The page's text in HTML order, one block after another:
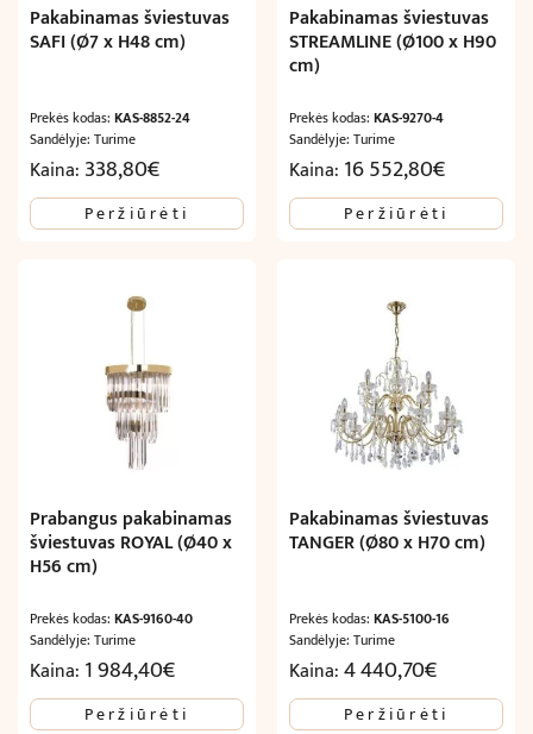
Pakabinamas šviestuvas
SAFI (Ø7 x H48 cm)
Prekės kodas: KAS-8852-24
Sandėlyje: Turime
Kaina: 338,80€
Peržiūrėti
Pakabinamas šviestuvas
STREAMLINE (Ø100 x H90
cm)
Prekės kodas:KAS-9270-4
Sandėlyje: Turime
Kaina: 16 552,80€
Peržiūrėti
Prabangus pakabinamas
šviestuvas ROYAL (Ø40 x
H56 cm)
Prekės kodas: KAS-9160-40
Sandėlyje: Turime
Kaina: 1 984,40€
Peržiūrėti
Pakabinamas šviestuvas
TANGER (Ø80 x H70 cm)
Prekės kodas:KAS-5100-16
Sandėlyje: Turime
Kaina:4 440,70€
Peržiūrėti